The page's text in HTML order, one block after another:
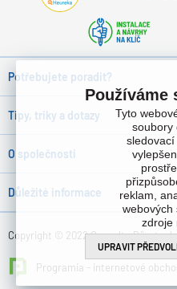
Potřebujete poradit?
Tipy, triky a dotazy
O společnosti
Důležité informace
Copyright © 2022 Consulta
Programia - internetové
Používáme
Tyto
soubory
reklam,
webových
zdroje
UPRAVIT